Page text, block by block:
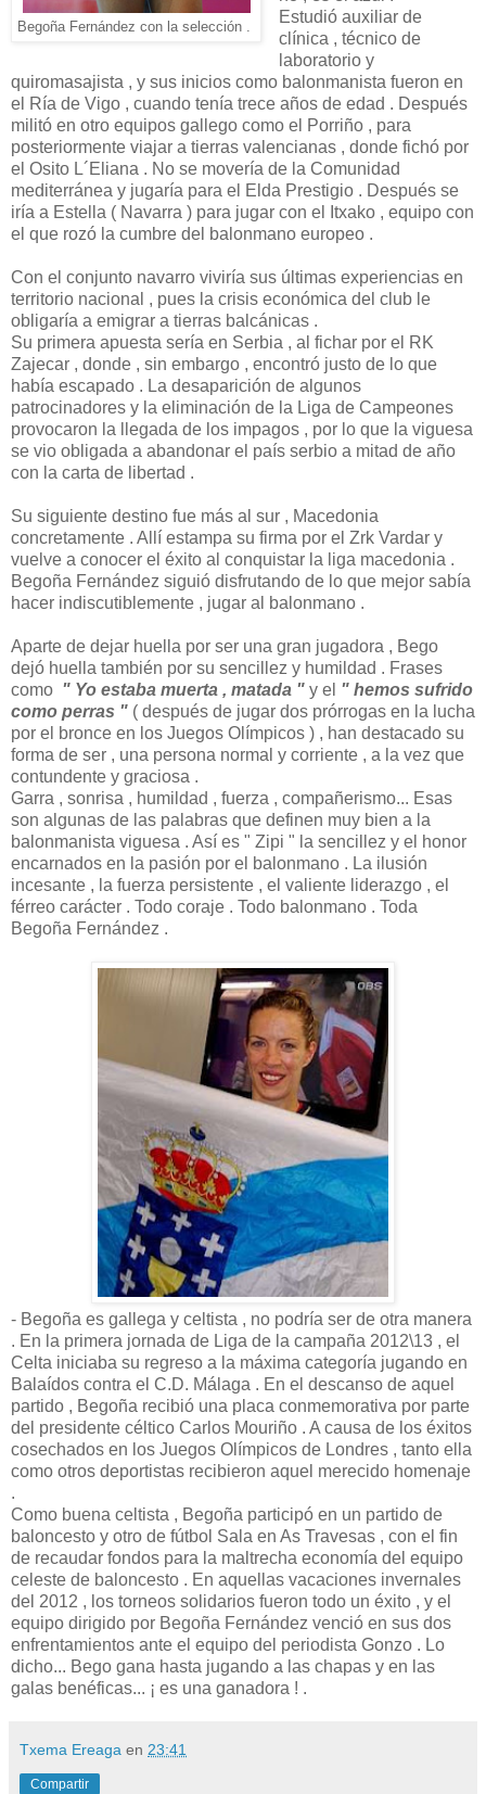
Begoña Fernández con la selección .
Estudió auxiliar de
clínica , técnico de
laboratorio y
quiromasajista , y sus inicios como balonmanista fueron en
el Ría de Vigo , cuando tenía trece años de edad . Después
militó en otro equipos gallego como el Porriño , para
posteriormente viajar a tierras valencianas , donde fichó por
el Osito L´Eliana . No se movería de la Comunidad
mediterránea y jugaría para el Elda Prestigio . Después se
iría a Estella ( Navarra ) para jugar con el Itxako , equipo con
el que rozó la cumbre del balonmano europeo .
Con el conjunto navarro viviría sus últimas experiencias en
territorio nacional , pues la crisis económica del club le
obligaría a emigrar a tierras balcánicas .
Su primera apuesta sería en Serbia , al fichar por el RK
Zajecar , donde , sin embargo , encontró justo de lo que
había escapado . La desaparición de algunos
patrocinadores y la eliminación de la Liga de Campeones
provocaron la llegada de los impagos , por lo que la viguesa
se vio obligada a abandonar el país serbio a mitad de año
con la carta de libertad .
Su siguiente destino fue más al sur , Macedonia
concretamente . Allí estampa su firma por el Zrk Vardar y
vuelve a conocer el éxito al conquistar la liga macedonia .
Begoña Fernández siguió disfrutando de lo que mejor sabía
hacer indiscutiblemente , jugar al balonmano .
Aparte de dejar huella por ser una gran jugadora , Bego
dejó huella también por su sencillez y humildad . Frases
como " Yo estaba muerta , matada " y el " hemos sufrido
como perras " ( después de jugar dos prórrogas en la lucha
por el bronce en los Juegos Olímpicos ) , han destacado su
forma de ser , una persona normal y corriente , a la vez que
contundente y graciosa .
Garra , sonrisa , humildad , fuerza , compañerismo... Esas
son algunas de las palabras que definen muy bien a la
balonmanista viguesa . Así es " Zipi " la sencillez y el honor
encarnados en la pasión por el balonmano . La ilusión
incesante , la fuerza persistente , el valiente liderazgo , el
férreo carácter . Todo coraje . Todo balonmano . Toda
Begoña Fernández .
- Begoña es gallega y celtista , no podría ser de otra manera
. En la primera jornada de Liga de la campaña 2012\13 , el
Celta iniciaba su regreso a la máxima categoría jugando en
Balaídos contra el C.D. Málaga . En el descanso de aquel
partido , Begoña recibió una placa conmemorativa por parte
del presidente céltico Carlos Mouriño . A causa de los éxitos
cosechados en los Juegos Olímpicos de Londres , tanto ella
como otros deportistas recibieron aquel merecido homenaje
.
Como buena celtista , Begoña participó en un partido de
baloncesto y otro de fútbol Sala en As Travesas , con el fin
de recaudar fondos para la maltrecha economía del equipo
celeste de baloncesto . En aquellas vacaciones invernales
del 2012 , los torneos solidarios fueron todo un éxito , y el
equipo dirigido por Begoña Fernández venció en sus dos
enfrentamientos ante el equipo del periodista Gonzo . Lo
dicho... Bego gana hasta jugando a las chapas y en las
galas benéficas... ¡ es una ganadora ! .
Txema Ereaga en 23:41
Compartir